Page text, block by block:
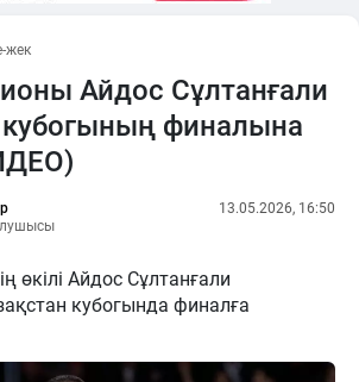
жек
Айдос Сұлтанғали
кубогының финалына
13.05.2026, 16:50
өкілі Айдос Сұлтанғали
кубогында финалға